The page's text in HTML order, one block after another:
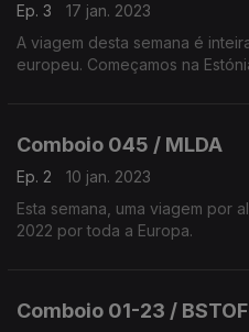
Ep. 3
17 jan. 2023
A viagem desta semana é
europeu. Começamos na
Comboio 045 / MLDA
Ep. 2
10 jan. 2023
Esta semana, uma viagem por
2022 por toda a Europa.
Comboio 01-23 / BSTOF